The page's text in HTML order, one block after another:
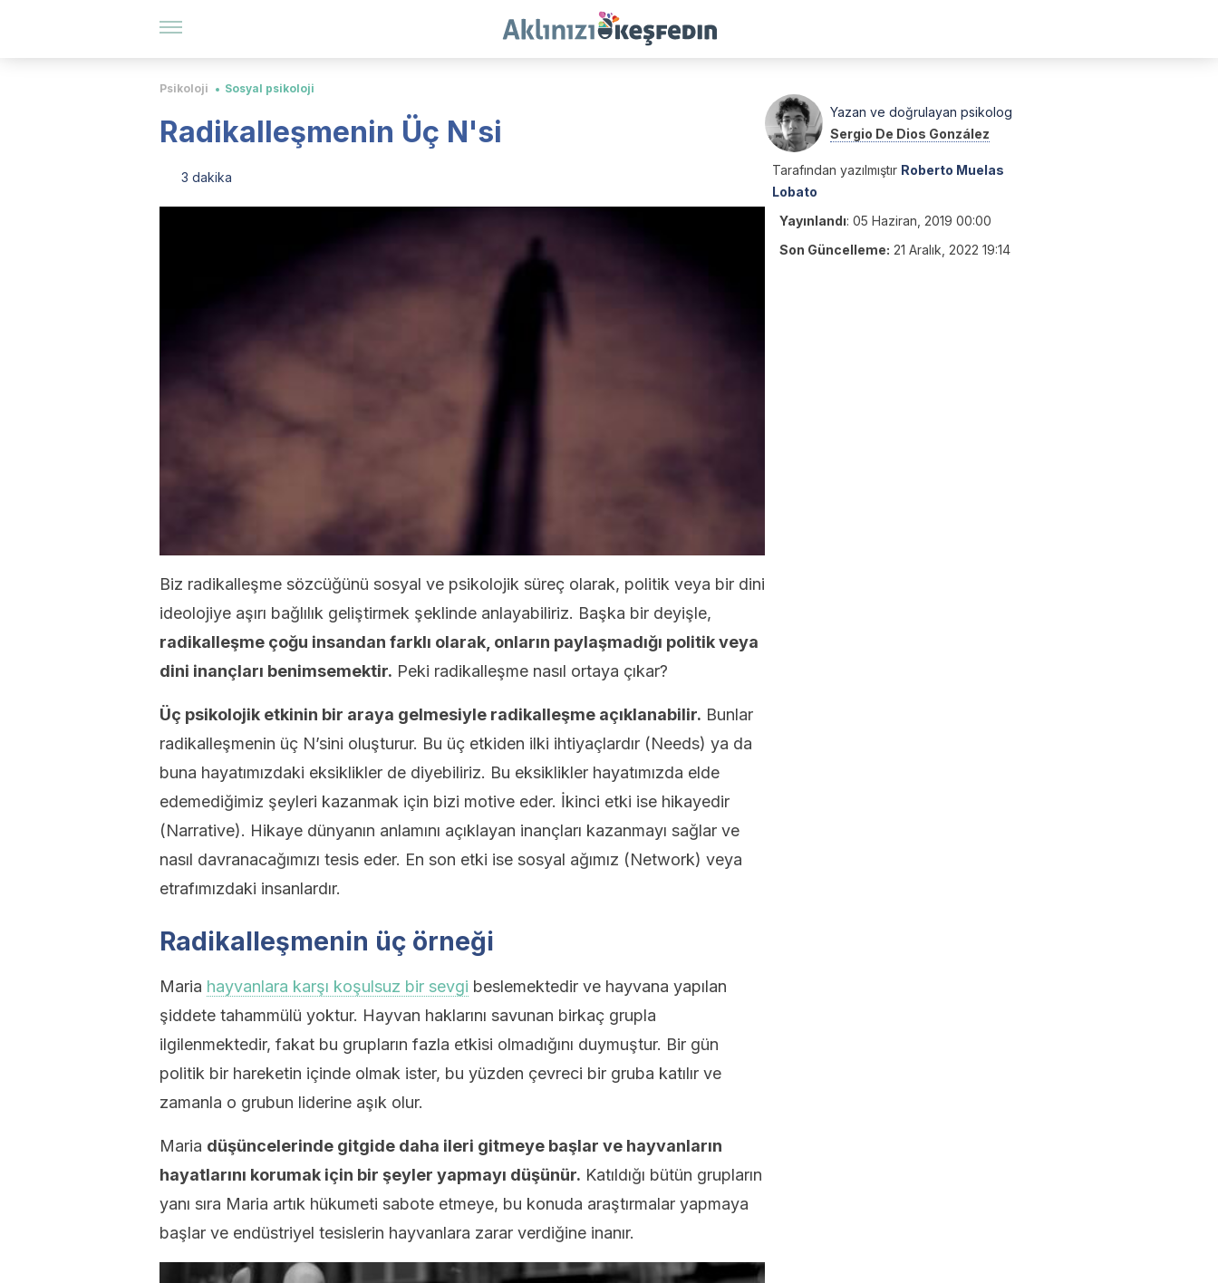
Psikoloji Sosyal psikoloji
Radikalleşmenin Üç N'si
3 dakika
Biz radikalleşme sözcüğünü sosyal ve psikolojik süreç olarak, politik veya bir dini
ideolojiye aşırı bağlılık geliştirmek şeklinde anlayabiliriz. Başka bir deyişle,
radikalleşme çoğu insandan farklı olarak, onların paylaşmadığı politik veya
dini inançları benimsemektir. Peki radikalleşme nasıl ortaya çıkar?
Üç psikolojik etkinin bir araya gelmesiyle radikalleşme açıklanabilir. Bunlar
radikalleşmenin üç N’sini oluşturur. Bu üç etkiden ilki ihtiyaçlardır (Needs) ya da
buna hayatımızdaki eksiklikler de diyebiliriz. Bu eksiklikler hayatımızda elde
edemediğimiz şeyleri kazanmak için bizi motive eder. İkinci etki ise hikayedir
(Narrative). Hikaye dünyanın anlamını açıklayan inançları kazanmayı sağlar ve
nasıl davranacağımızı tesis eder. En son etki ise sosyal ağımız (Network) veya
etrafımızdaki insanlardır.
Radikalleşmenin üç örneği
Maria hayvanlara karşı koşulsuz bir sevgi beslemektedir ve hayvana yapılan
şiddete tahammülü yoktur. Hayvan haklarını savunan birkaç grupla
ilgilenmektedir, fakat bu grupların fazla etkisi olmadığını duymuştur. Bir gün
politik bir hareketin içinde olmak ister, bu yüzden çevreci bir gruba katılır ve
zamanla o grubun liderine aşık olur.
Maria düşüncelerinde gitgide daha ileri gitmeye başlar ve hayvanların
hayatlarını korumak için bir şeyler yapmayı düşünür. Katıldığı bütün grupların
yanı sıra Maria artık hükumeti sabote etmeye, bu konuda araştırmalar yapmaya
başlar ve endüstriyel tesislerin hayvanlara zarar verdiğine inanır.
Yazan ve doğrulayan psikolog
Sergio De Dios González
Tarafından yazılmıştır Roberto Muelas
Lobato
Yayınlandı: 05 Haziran, 2019 00:00
Son Güncelleme: 21 Aralık, 2022 19:14